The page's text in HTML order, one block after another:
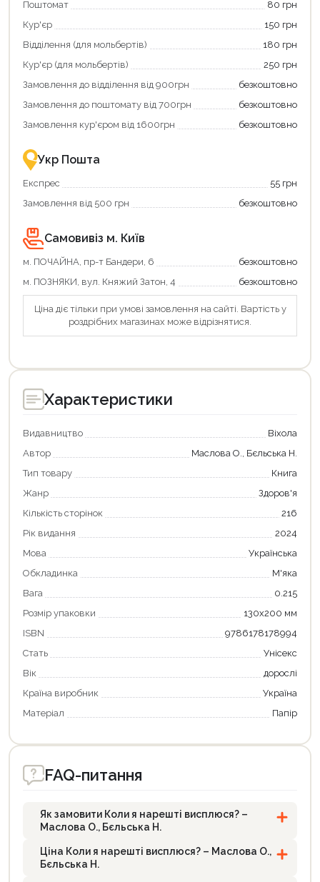
карту
щоб
зекономити
та
отримати
переваги!
картою
єКнига
–
зручно
та
вигідно!
покупку
«Національний
кешбек»
та
отримуйте
повернення
Економте
більше
разом
державною
підтримкою!
Поштомат
80 грн
Кур'єр
150 грн
Відділення (для мольбертів)
180 грн
Кур'єр (для мольбертів)
250 грн
Замовлення до відділення від 900грн
безкоштовно
Замовлення до поштомату від 700грн
безкоштовно
Замовлення кур'єром від 1600грн
безкоштовно
Укр Пошта
Експрес
55 грн
Замовлення від 500 грн
безкоштовно
Самовивіз м. Київ
м. ПОЧАЙНА, пр-т Бандери, 6
безкоштовно
м. ПОЗНЯКИ, вул. Княжий Затон, 4
безкоштовно
Ціна діє тільки при умові замовлення на сайті. Вартість у
роздрібних магазинах може відрізнятися.
Характеристики
Видавництво
Віхола
Автор
Маслова О., Бєльська Н.
Тип товару
Книга
Жанр
Здоров'я
Кількість сторінок
216
Рік видання
2024
Мова
Українська
Обкладинка
М'яка
Вага
0.215
Розмір упаковки
130х200 мм
ISBN
9786178178994
Стать
Унісекс
Вік
дорослі
Країна виробник
Україна
Матеріал
Папір
FAQ-питання
Як замовити Коли я нарешті висплюся? –
Маслова О., Бєльська Н.
Ціна Коли я нарешті висплюся? – Маслова О.,
Бєльська Н.
Продовжити покупки